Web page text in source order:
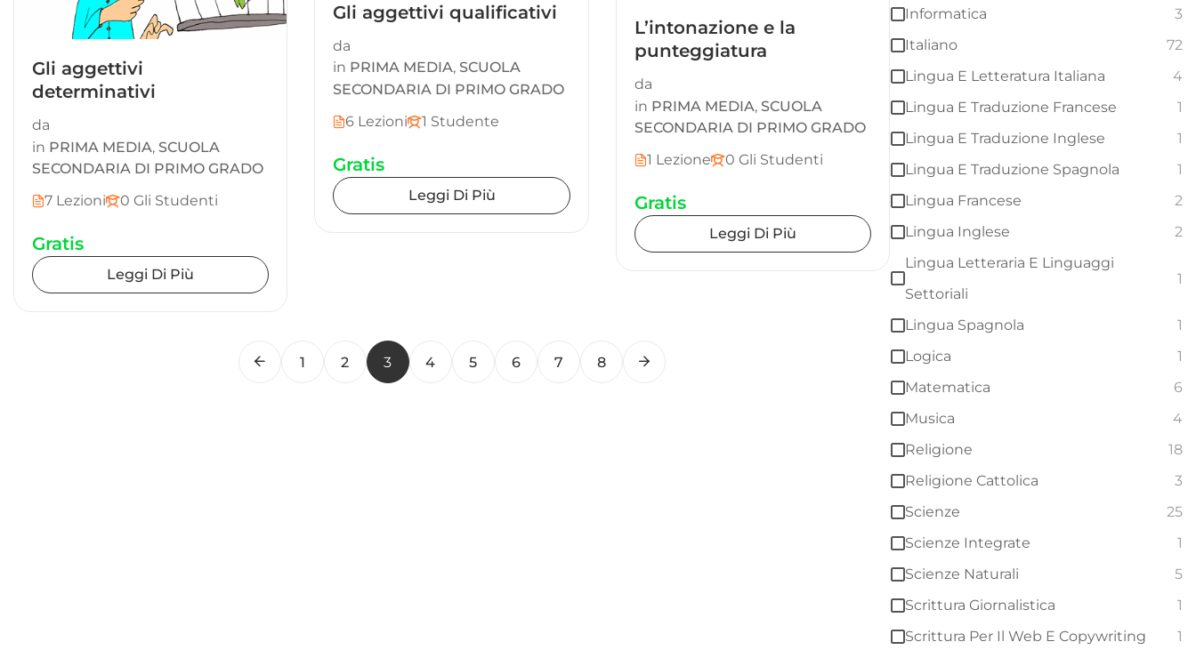
Gli aggettivi
determinativi
da
in PRIMA MEDIA, SCUOLA
SECONDARIA DI PRIMO GRADO
7 Lezioni
0 Gli Studenti
Gratis
Leggi Di Più
Gli aggettivi qualificativi
da
in PRIMA MEDIA,SCUOLA
SECONDARIA DI PRIMO GRADO
6 Lezioni
1 Studente
Gratis
Leggi Di Più
L’intonazione e la
punteggiatura
da
in PRIMA MEDIA, SCUOLA
SECONDARIA DI PRIMO GRADO
1 Lezione
0 Gli Studenti
Gratis
Leggi Di Più
1 2 3 4 5 6 7 8
Informatica
3
Italiano
72
Lingua E Letteratura Italiana
4
Lingua E Traduzione Francese
1
Lingua E Traduzione Inglese
1
Lingua E Traduzione Spagnola
1
Lingua Francese
2
Lingua Inglese
2
Lingua Letteraria E Linguaggi
Settoriali
1
Lingua Spagnola
1
Logica
1
Matematica
6
Musica
4
Religione
18
Religione Cattolica
3
Scienze
25
Scienze Integrate
1
Scienze Naturali
5
Scrittura Giornalistica
1
Scrittura Per Il Web E Copywriting
1